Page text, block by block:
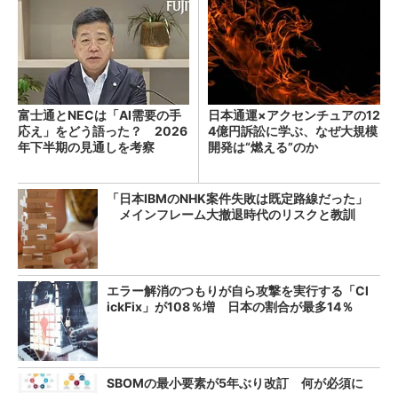
富士通とNECは「AI需要の手
応え」をどう語った？ 2026
年下半期の見通しを考察
日本通運×アクセンチュアの12
4億円訴訟に学ぶ、なぜ大規模
開発は“燃える”のか
「日本IBMのNHK案件失敗は既定路線だった」
メインフレーム大撤退時代のリスクと教訓
エラー解消のつもりが自ら攻撃を実行する「Cl
ickFix」が108％増 日本の割合が最多14％
SBOMの最小要素が5年ぶり改訂 何が必須に